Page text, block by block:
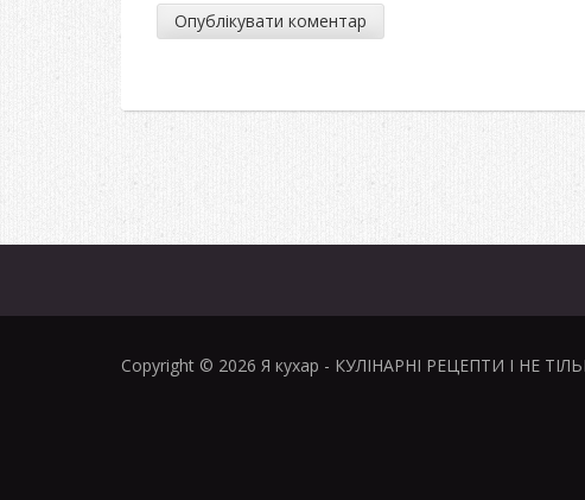
Copyright © 2026 Я кухар - КУЛІНАРНІ РЕЦЕПТИ І НЕ